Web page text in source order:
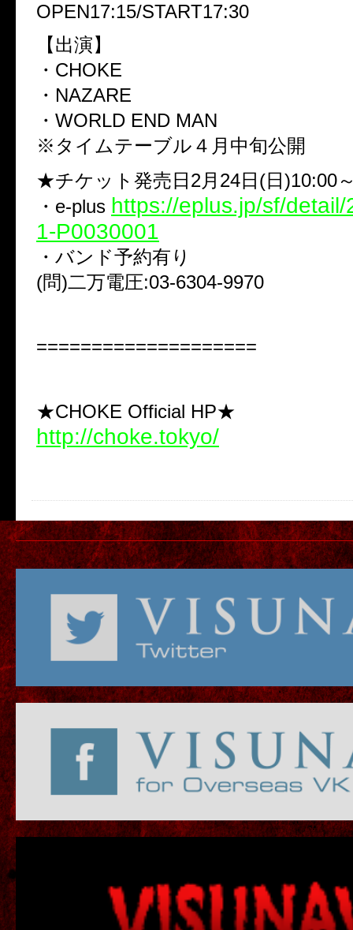
OPEN17:15/START17:30
【出演】
・CHOKE
・NAZARE
・WORLD END MAN
※タイムテーブル４月中旬公開
★チケット発売日2月24日(日)10:00
・e-plus https://eplus.jp/sf/
1-P0030001
・バンド予約有り
(問)二万電圧:03-6304-9970
====================
★CHOKE Official HP★
http://choke.tokyo/